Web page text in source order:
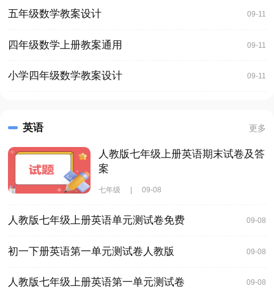
五年级数学教案设计 09-11
四年级数学上册教案通用 09-11
小学四年级数学教案设计 09-11
英语 更多
人教版七年级上册英语期末试卷及答
案
七年级 | 09-08
人教版七年级上册英语单元测试卷免费 09-08
初一下册英语第一单元测试卷人教版 09-08
人教版七年级上册英语第一单元测试卷 09-08